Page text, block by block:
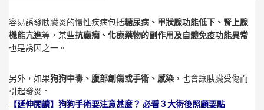
容易誘發胰臟炎的慢性疾病包括糖尿病、甲狀腺功能低下、腎上腺
機能亢進等，某些抗癲癇、化療藥物的副作用及自體免疫功能異常
也是誘因之一。
另外，如果狗狗中毒、腹部創傷或手術、感染 ，也會讓胰臟受傷而
引起發炎 。
【延伸閱讀】狗狗手術要注意甚麼？ 必看３大術後照顧要點